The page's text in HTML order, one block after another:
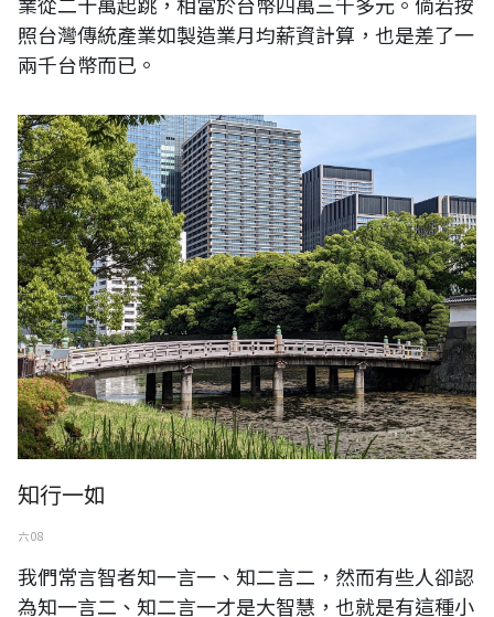
照台灣傳統產業如製造業月均薪資計算，也是差了一
兩千台幣而已。
知行一如
六 08
我們常言智者知一言一、知二言二，然而有些人卻認
為知一言二、知二言一才是大智慧，也就是有這種小